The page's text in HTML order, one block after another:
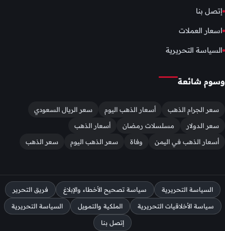
إتصل بنا
اسعار العملات
السياسة التحريرية
وسوم شائعة
سعر الجرام الذهب أسعار الذهب اليوم
سعر الريال السعودي
سعر الدولار
مسلسلات رمضان
أسعار الذهب
أسعار الذهب في اليمن
وفاة سعر الذهب اليوم سعر الذهب
السياسة التحريرية سياسة تصحيح الأخطاء والإبلاغ فريق التحرير
سياسة الأخلاقيات التحريرية الملكية والتمويل السياسة التحريرية
إتصل بنا